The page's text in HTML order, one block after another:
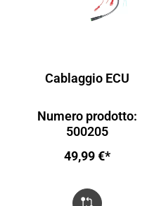
Cablaggio ECU
Numero prodotto:
500205
49,99 €*